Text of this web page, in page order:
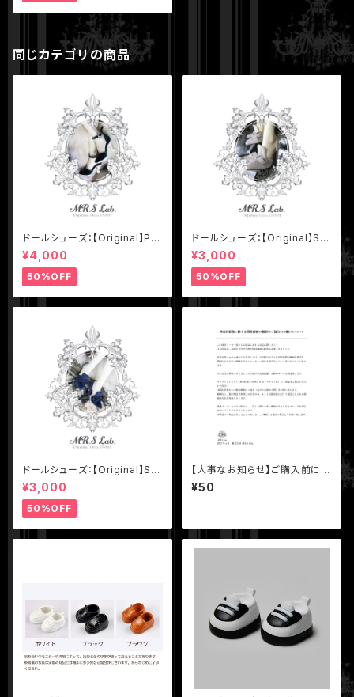
同じカテゴリの商品
ドールシューズ：【Original】Pie
d Louis XV 猫足ハイヒー
ル エメラルドグリーン
¥4,000
50%OFF
ドールシューズ：【Original】Sli
p-on with Ribbon リボン付
きハイヒール アイボリー
¥3,000
50%OFF
ドールシューズ：【Original】Sli
p-on with Ribbon リボン付
きハイヒール ロイヤルブルー
¥3,000
50%OFF
【大事なお知らせ】ご購入前に必
ずご一読ください
¥50